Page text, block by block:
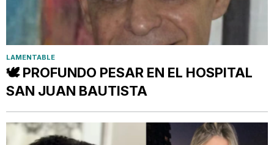
LAMENTABLE
🕊️ PROFUNDO PESAR EN EL HOSPITAL
SAN JUAN BAUTISTA